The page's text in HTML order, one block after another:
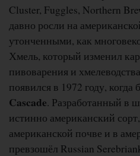
Cluster, Fuggles, Northern
давно росли на
утонченными, как
Хмель, который изменил
пивоварения и
появился в 1972 году,
Cascade. Разработанный в
истинно американский
американской почве и в
превзошёл Russian